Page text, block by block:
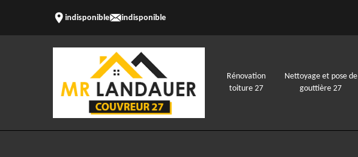
indisponible indisponible
Rénovation
toiture 27
Nettoyage et pose de
gouttière 27